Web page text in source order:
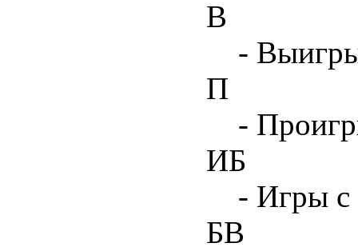
В
-
П
-
ИБ
- Игры с
БВ